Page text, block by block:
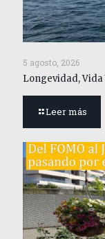
5 agosto, 2026
Longevidad, Vida
Leer más